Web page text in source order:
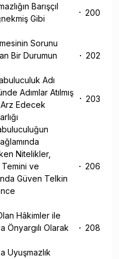
Barışçıl
Gibi
200
Sorunu
Bir Durumun
202
Adı
Adımlar Atılmış
Arz Edecek
203
Nitelikler,
Temini ve
Güven Telkin
206
Hâkimler ile
Önyargılı Olarak
208
Uyuşmazlık